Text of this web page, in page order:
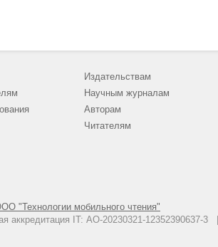
регулируемых условиях.//
"Технологии мобильного чтения"
аккредитация IT: АО-20230321-
Издательствам
Научным журналам
Авторам
Читателям